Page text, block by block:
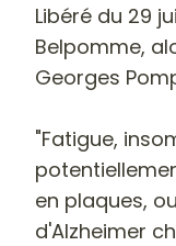
Libéré du 29
Belpomme,
Georges
"Fatigue,
en plaques,
d'Alzheimer